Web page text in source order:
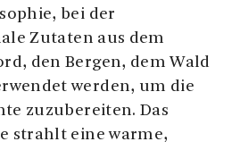
bei der
Zutaten aus dem
den Bergen, dem Wald
werden, um die
zuzubereiten. Das
strahlt eine warme,